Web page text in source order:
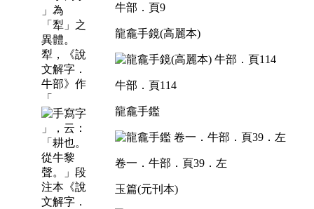
」為
「犁」之
異體。
犁，《說
文解字．
牛部》作
「
」，云：
「耕也。
從牛黎
聲。」段
注本《說
文解字．
牛部．頁9
龍龕手鏡(高麗本)
牛部．頁114
龍龕手鑑
卷一．牛部．頁39．左
玉篇(元刊本)